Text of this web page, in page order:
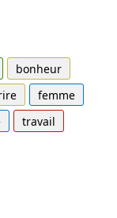
bonheur
femme
travail